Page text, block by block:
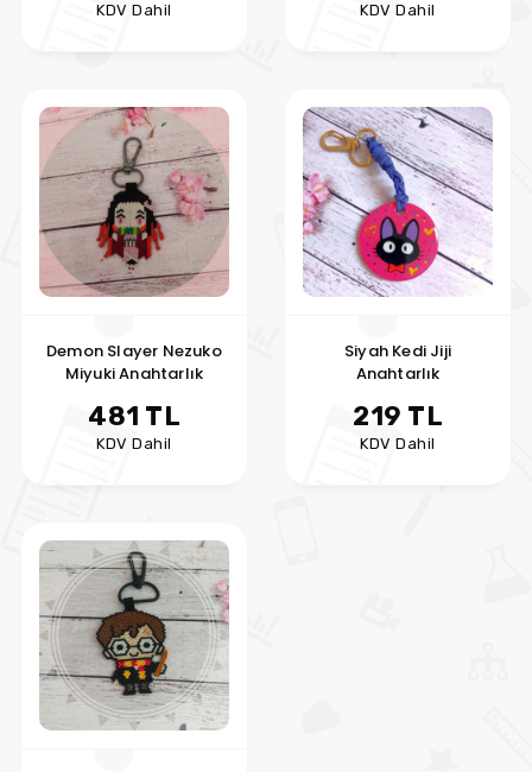
KDV Dahil KDV Dahil
Demon Slayer Nezuko
Miyuki Anahtarlık
481 TL
KDV Dahil
Siyah Kedi Jiji
Anahtarlık
219 TL
KDV Dahil